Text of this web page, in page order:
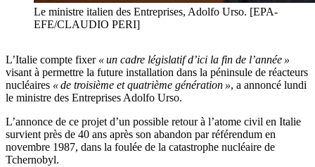
Le ministre italien des Entreprises, Adolfo Urso. [EPA-
EFE/CLAUDIO PERI]
L’Italie compte fixer « un cadre législatif d’ici la fin de l’année »
visant à permettre la future installation dans la péninsule de réacteurs
nucléaires « de troisième et quatrième génération », a annoncé lundi
le ministre des Entreprises Adolfo Urso.
L’annonce de ce projet d’un possible retour à l’atome civil en Italie
survient près de 40 ans après son abandon par référendum en
novembre 1987, dans la foulée de la catastrophe nucléaire de
Tchernobyl.